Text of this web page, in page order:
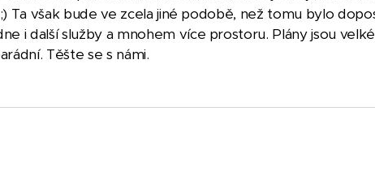
Ta však bude ve zcela jiné podobě, než tomu bylo
i další služby a mnohem více prostoru. Plány jsou
Těšte se s námi.